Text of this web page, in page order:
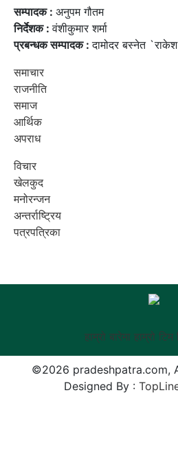
सम्पादक : अनुपम गौतम
निर्देशक :वंशीकुमार शर्मा
प्रबन्धक सम्पादक :दामोदर बस्नेत
समाचार
राजनीति
समाज
आर्थिक
अपराध
विचार
खेलकुद
मनोरन्जन
अन्तर्राष्ट्रिय
पत्रपत्रिका
हाम्रो बारेमा हाम्रो टिम
©2026 pradeshpatra.com,
Designed By :